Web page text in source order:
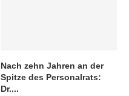
Nach zehn Jahren an der
Spitze des Personalrats:
Dr....